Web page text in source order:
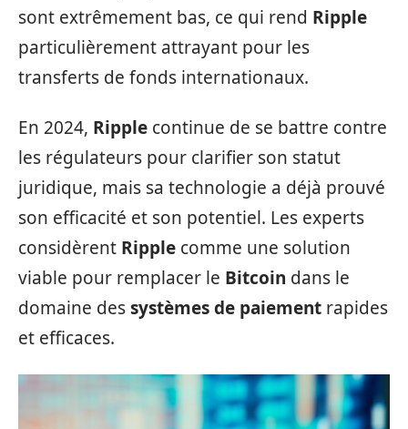
sont extrêmement bas, ce qui rend Ripple
particulièrement attrayant pour les
transferts de fonds internationaux.
En 2024, Ripple continue de se battre contre
les régulateurs pour clarifier son statut
juridique, mais sa technologie a déjà prouvé
son efficacité et son potentiel. Les experts
considèrent Ripple comme une solution
viable pour remplacer le Bitcoin dans le
domaine dessystèmes de paiement rapides
et efficaces.